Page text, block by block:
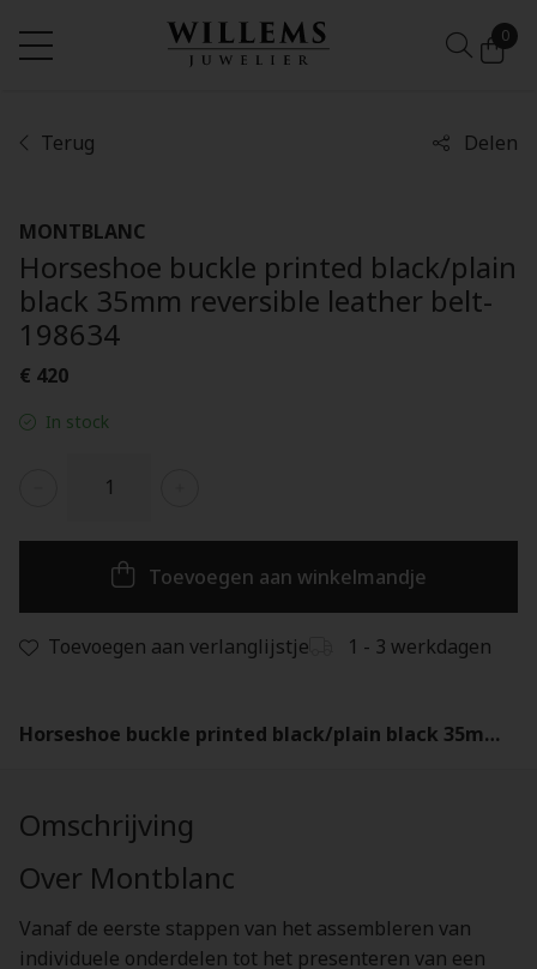
0
Terug Delen
MONTBLANC
Horseshoe buckle printed black/plain
black 35mm reversible leather belt-
198634
€ 420
In stock
Toevoegen aan winkelmandje
Toevoegen aan verlanglijstje 1 - 3 werkdagen
Horseshoe buckle printed black/plain black 35mm reversible leather belt-198634
Omschrijving
Over Montblanc
Vanaf de eerste stappen van het assembleren van
individuele onderdelen tot het presenteren van een